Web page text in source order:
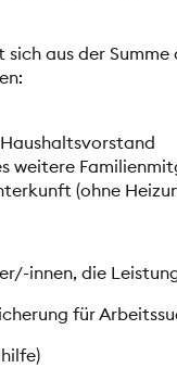
sich aus der
weitere
(ohne
innen, die
für